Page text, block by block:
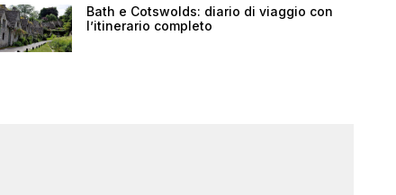
Bath e Cotswolds: diario di viaggio con
l’itinerario completo